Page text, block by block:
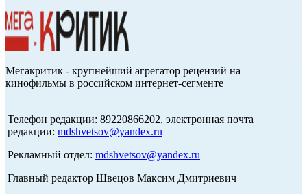
Мегакритик - крупнейший агрегатор рецензий на
кинофильмы в российском интернет-сегменте
Телефон редакции: 89220866202, электронная почта
редакции: mdshvetsov@yandex.ru
Рекламный отдел: mdshvetsov@yandex.ru
Главный редактор Швецов Максим Дмитриевич